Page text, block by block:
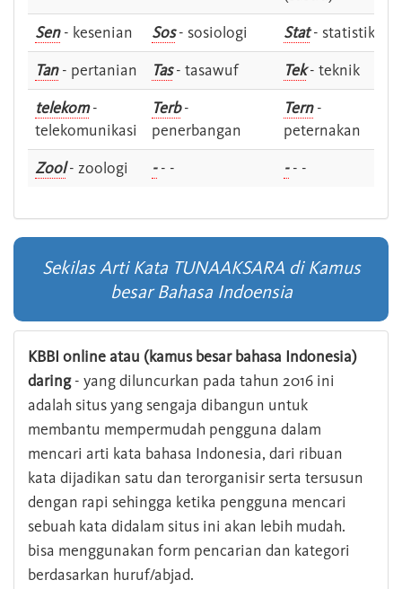
Sen- kesenian Sos- sosiologi Stat- statistik
Tan- pertanian Tas- tasawuf Tek- teknik
telekom-
telekomunikasi
Terb-
penerbangan
Tern-
peternakan
Zool- zoologi -- - -- -
Sekilas Arti Kata TUNAAKSARA di Kamus
besar Bahasa Indoensia
KBBI online atau (kamus besar bahasa Indonesia)
daring- yang diluncurkan pada tahun 2016 ini
adalah situs yang sengaja dibangun untuk
membantu mempermudah pengguna dalam
mencari arti kata bahasa Indonesia, dari ribuan
kata dijadikan satu dan terorganisir serta tersusun
dengan rapi sehingga ketika pengguna mencari
sebuah kata didalam situs ini akan lebih mudah.
bisa menggunakan form pencarian dan kategori
berdasarkan huruf/abjad.